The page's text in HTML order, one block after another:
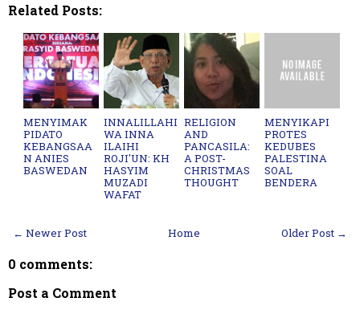
Related Posts:
MENYIMAK
PIDATO
KEBANGSAA
N ANIES
BASWEDAN
INNALILLAHI
WA INNA
ILAIHI
ROJI'UN: KH
HASYIM
MUZADI
WAFAT
RELIGION
AND
PANCASILA:
A POST-
CHRISTMAS
THOUGHT
MENYIKAPI
PROTES
KEDUBES
PALESTINA
SOAL
BENDERA
← Newer Post Older Post →
Home
0 comments:
Post a Comment